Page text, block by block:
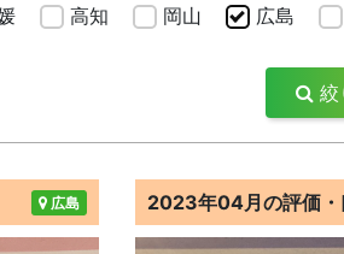
高知 岡山 広島
絞
広島 2023年04月の評価・